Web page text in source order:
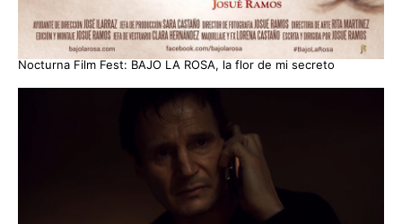
Nocturna Film Fest: BAJO LA ROSA, la flor de mi secreto